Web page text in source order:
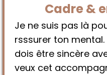
Cadre &
Je ne suis pas là
rsssurer ton
dois être sincère
veux cet